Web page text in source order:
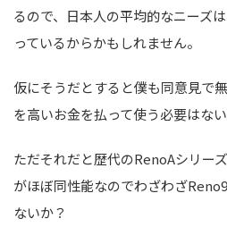
るので、日本人の平均的なニーズ
っているからかもしれません。
仮にそうだとすると僕も同意見で
を高いお金を払って使う必要はない
ただそれだと歴代のRenoAシリー
がほぼ同性能なのでわざわざ
ないか？